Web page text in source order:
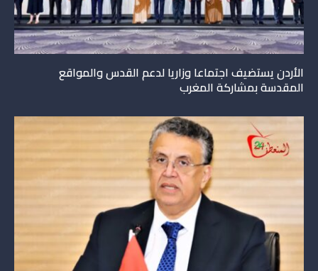
الأردن يستضيف اجتماعا وزاريا لدعم القدس والمواقع
المقدسة بمشاركة المغرب